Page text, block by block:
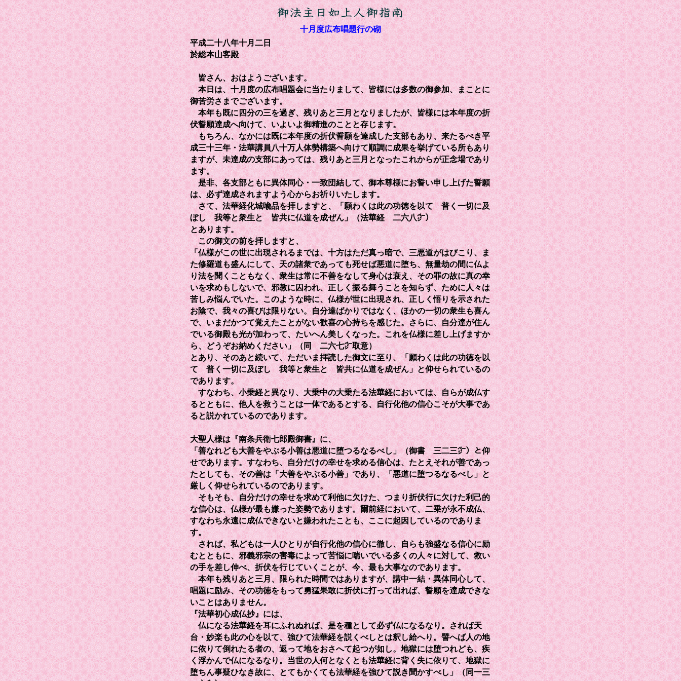
十月度広布唱題行の砌
平成二十八年十月二日
於総本山客殿
皆さん、おはようございます。
本日は、十月度の広布唱題会に当たりまして、皆様には多数の御参加、まことに
御苦労さまでございます。
本年も既に四分の三を過ぎ、残りあと三月となりましたが、皆様には本年度の折
伏誓願達成へ向けて、いよいよ御精進のことと存じます。
もちろん、なかには既に本年度の折伏誓願を達成した支部もあり、来たるべき平
成三十三年・法華講員八十万人体勢構築へ向けて順調に成果を挙げている所もあり
ますが、未達成の支部にあっては、残りあと三月となったこれからが正念場であり
ます。
是非、各支部ともに異体同心・一致団結して、御本尊様にお誓い申し上げた誓願
は、必ず達成されますよう心からお祈りいたします。
さて、法華経化城喩品を拝しますと、「願わくは此の功徳を以て 普く一切に及
ぼし 我等と衆生と 皆共に仏道を成ぜん」（法華経 二六八㌻）
とあります。
この御文の前を拝しますと、
「仏様がこの世に出現されるまでは、十方はただ真っ暗で、三悪道がはびこり、ま
た修羅道も盛んにして、天の諸衆であっても死せば悪道に堕ち、無量劫の間に仏よ
り法を聞くこともなく、衆生は常に不善をなして身心は衰え、その罪の故に真の幸
いを求めもしないで、邪教に囚われ、正しく振る舞うことを知らず、ために人々は
苦しみ悩んでいた。このような時に、仏様が世に出現され、正しく悟りを示された
お陰で、我々の喜びは限りない。自分達ばかりではなく、ほかの一切の衆生も喜ん
で、いまだかつて覚えたことがない歓喜の心持ちを感じた。さらに、自分達が住ん
でいる御殿も光が加わって、たいへん美しくなった。これを仏様に差し上げますか
ら、どうぞお納めください」（同 二六七㌻取意）
とあり、そのあと続いて、ただいま拝読した御文に至り、「願わくは此の功徳を以
て 普く一切に及ぼし 我等と衆生と 皆共に仏道を成ぜん」と仰せられているの
であります。
すなわち、小乗経と異なり、大乗中の大乗たる法華経においては、自らが成仏す
るとともに、他人を救うことは一体であるとする、自行化他の信心こそが大事であ
ると説かれているのであります。
大聖人様は『南条兵衛七郎殿御書』に、
「善なれども大善をやぶる小善は悪道に堕つるなるべし」（御書 三二三㌻）と仰
せであります。すなわち、自分だけの幸せを求める信心は、たとえそれが善であっ
たとしても、その善は「大善をやぶる小善」であり、「悪道に堕つるなるべし」と
厳しく仰せられているのであります。
そもそも、自分だけの幸せを求めて利他に欠けた、つまり折伏行に欠けた利己的
な信心は、仏様が最も嫌った姿勢であります。爾前経において、二乗が永不成仏、
すなわち永遠に成仏できないと嫌われたことも、ここに起因しているのでありま
す。
されば、私どもは一人ひとりが自行化他の信心に徹し、自らも強盛なる信心に励
むとともに、邪義邪宗の害毒によって苦悩に喘いでいる多くの人々に対して、救い
の手を差し伸べ、折伏を行じていくことが、今、最も大事なのであります。
本年も残りあと三月、限られた時間ではありますが、講中一結・異体同心して、
唱題に励み、その功徳をもって勇猛果敢に折伏に打って出れば、誓願を達成できな
いことはありません。
『法華初心成仏抄』には、
仏になる法華経を耳にふれぬれば、是を種として必ず仏になるなり。されば天
台・妙楽も此の心を以て、強ひて法華経を説くべしとは釈し給へり。譬へば人の地
に依りて倒れたる者の、返って地をおさへて起つが如し。地獄には堕つれども、疾
く浮かんで仏になるなり。当世の人何となくとも法華経に背く失に依りて、地獄に
堕ちん事疑ひなき故に、とてもかくても法華経を強ひて説き聞かすべし」（同一三